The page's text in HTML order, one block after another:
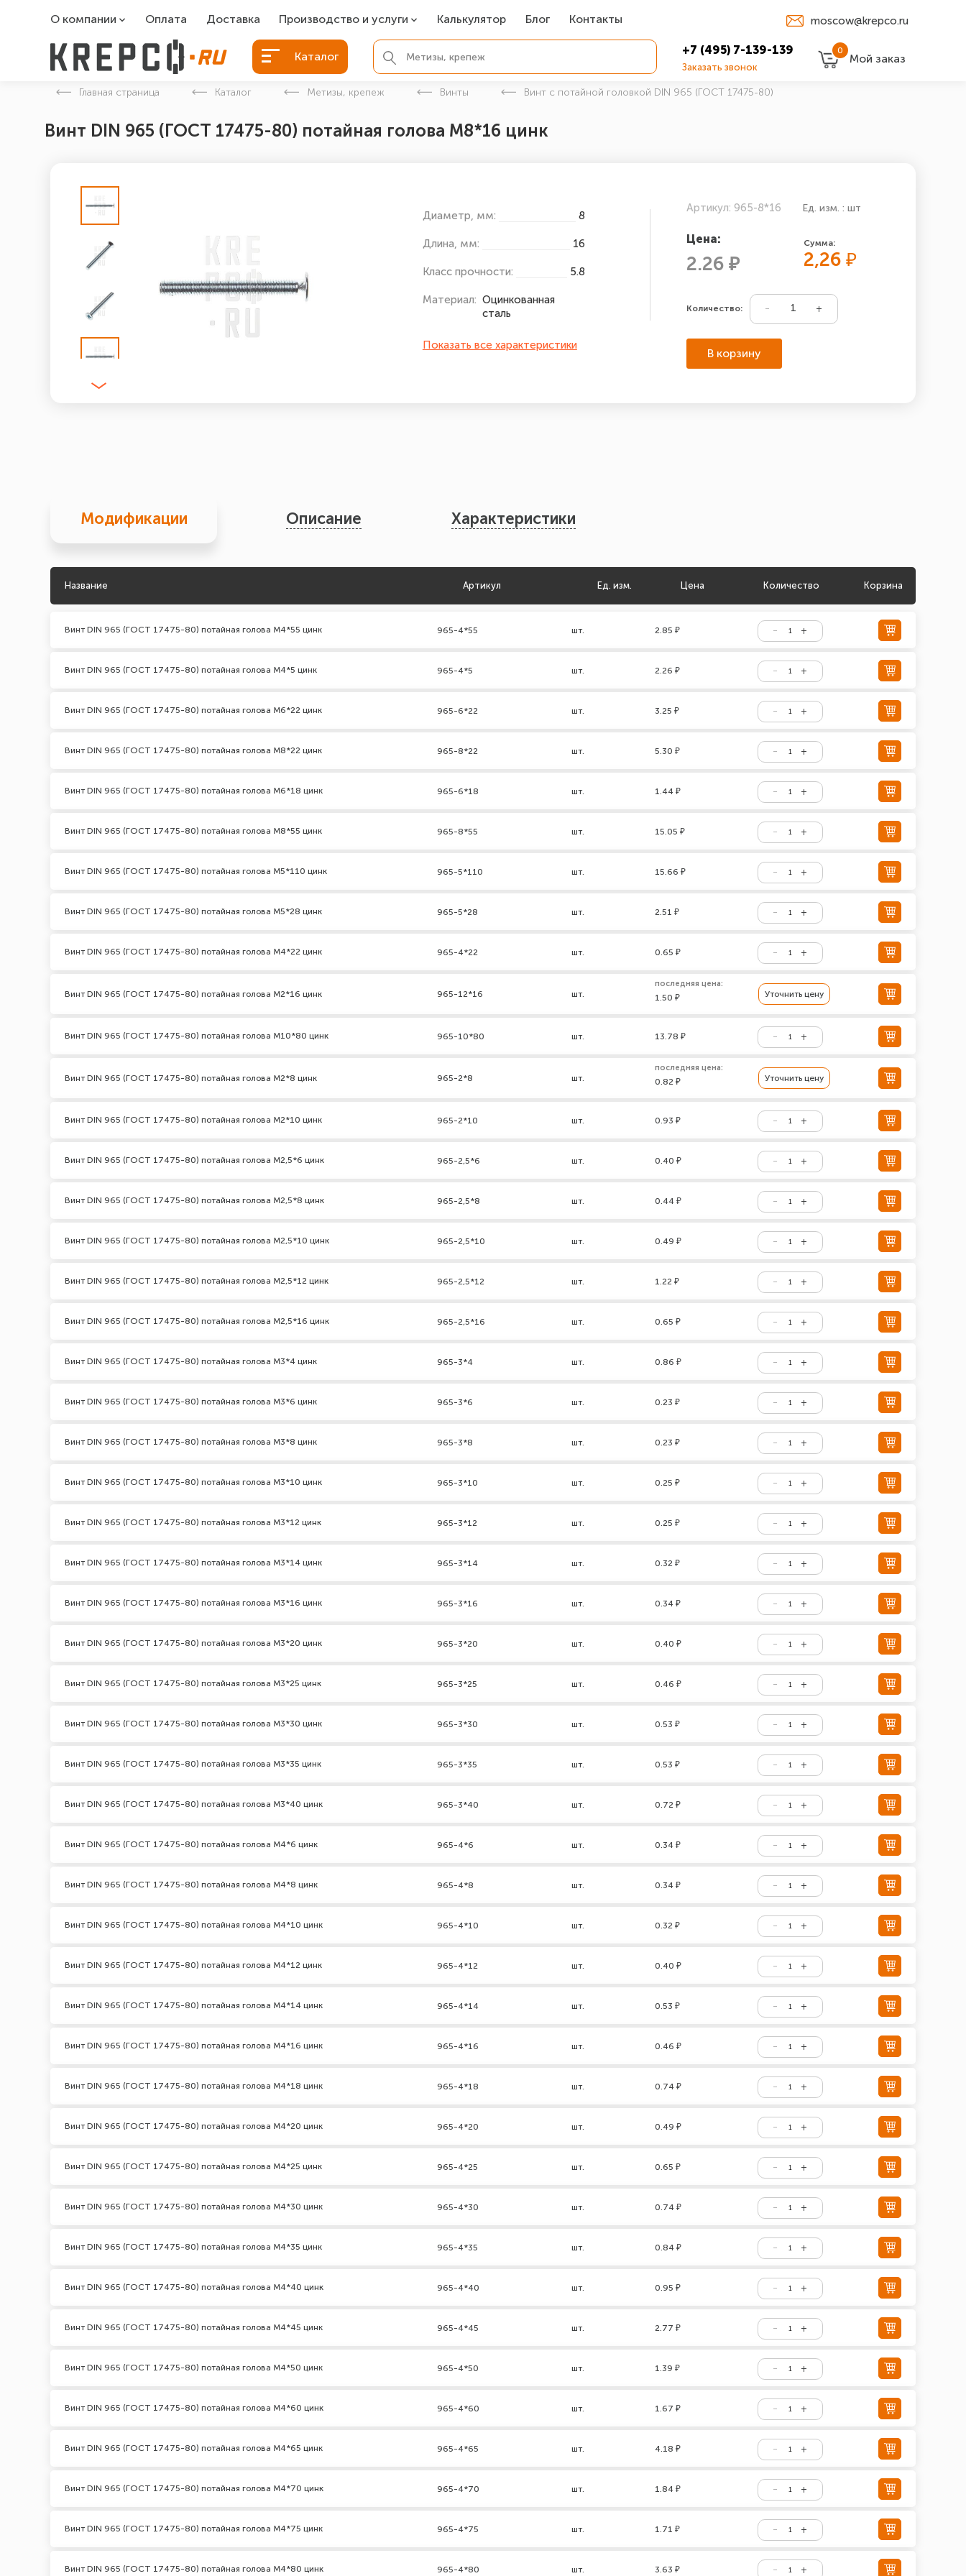
О компании
О компании
Оплата Доставка Производство и услуги
Болты БСР
Болты для фундамента
Закладные детали
Калькулятор Блог Контакты moscow@krepco.ru
Каталог +7 (495) 7-139-139
Заказать звонок
0
Мой заказ
Главная страница Каталог Метизы, крепеж Винты Винт с потайной головкой DIN 965 (ГОСТ 17475-80)
Винт DIN 965 (ГОСТ 17475-80) потайная голова М8*16 цинк
Диаметр, мм: 8
Длина, мм: 16
Класс прочности: 5.8
Материал: Оцинкованная
сталь
Показать все характеристики
Артикул: 965-8*16 Ед. изм. : шт
Цена:
2.26 ₽
Сумма:
2,26₽
Количество:
В корзину
Модификации Описание Характеристики
Название Артикул Ед. изм. Цена Количество Корзина
Винт DIN 965 (ГОСТ 17475-80) потайная голова М4*55 цинк 965-4*55 шт. 2.85 ₽
Винт DIN 965 (ГОСТ 17475-80) потайная голова М4*5 цинк 965-4*5 шт. 2.26 ₽
Винт DIN 965 (ГОСТ 17475-80) потайная голова М6*22 цинк 965-6*22 шт. 3.25 ₽
Винт DIN 965 (ГОСТ 17475-80) потайная голова М8*22 цинк 965-8*22 шт. 5.30 ₽
Винт DIN 965 (ГОСТ 17475-80) потайная голова М6*18 цинк 965-6*18 шт. 1.44 ₽
Винт DIN 965 (ГОСТ 17475-80) потайная голова М8*55 цинк 965-8*55 шт. 15.05 ₽
Винт DIN 965 (ГОСТ 17475-80) потайная голова М5*110 цинк 965-5*110 шт. 15.66 ₽
Винт DIN 965 (ГОСТ 17475-80) потайная голова М5*28 цинк 965-5*28 шт. 2.51 ₽
Винт DIN 965 (ГОСТ 17475-80) потайная голова М4*22 цинк 965-4*22 шт. 0.65 ₽
Винт DIN 965 (ГОСТ 17475-80) потайная голова М2*16 цинк 965-12*16 шт.
последняя цена:
1.50 ₽ Уточнить цену
Винт DIN 965 (ГОСТ 17475-80) потайная голова М10*80 цинк 965-10*80 шт. 13.78 ₽
Винт DIN 965 (ГОСТ 17475-80) потайная голова М2*8 цинк 965-2*8 шт.
последняя цена:
0.82 ₽ Уточнить цену
Винт DIN 965 (ГОСТ 17475-80) потайная голова М2*10 цинк 965-2*10 шт. 0.93 ₽
Винт DIN 965 (ГОСТ 17475-80) потайная голова М2,5*6 цинк 965-2,5*6 шт. 0.40 ₽
Винт DIN 965 (ГОСТ 17475-80) потайная голова М2,5*8 цинк 965-2,5*8 шт. 0.44 ₽
Винт DIN 965 (ГОСТ 17475-80) потайная голова М2,5*10 цинк 965-2,5*10 шт. 0.49 ₽
Винт DIN 965 (ГОСТ 17475-80) потайная голова М2,5*12 цинк 965-2,5*12 шт. 1.22 ₽
Винт DIN 965 (ГОСТ 17475-80) потайная голова М2,5*16 цинк 965-2,5*16 шт. 0.65 ₽
Винт DIN 965 (ГОСТ 17475-80) потайная голова М3*4 цинк 965-3*4 шт. 0.86 ₽
Винт DIN 965 (ГОСТ 17475-80) потайная голова М3*6 цинк 965-3*6 шт. 0.23 ₽
Винт DIN 965 (ГОСТ 17475-80) потайная голова М3*8 цинк 965-3*8 шт. 0.23 ₽
Винт DIN 965 (ГОСТ 17475-80) потайная голова М3*10 цинк 965-3*10 шт. 0.25 ₽
Винт DIN 965 (ГОСТ 17475-80) потайная голова М3*12 цинк 965-3*12 шт. 0.25 ₽
Винт DIN 965 (ГОСТ 17475-80) потайная голова М3*14 цинк 965-3*14 шт. 0.32 ₽
Винт DIN 965 (ГОСТ 17475-80) потайная голова М3*16 цинк 965-3*16 шт. 0.34 ₽
Винт DIN 965 (ГОСТ 17475-80) потайная голова М3*20 цинк 965-3*20 шт. 0.40 ₽
Винт DIN 965 (ГОСТ 17475-80) потайная голова М3*25 цинк 965-3*25 шт. 0.46 ₽
Винт DIN 965 (ГОСТ 17475-80) потайная голова М3*30 цинк 965-3*30 шт. 0.53 ₽
Винт DIN 965 (ГОСТ 17475-80) потайная голова М3*35 цинк 965-3*35 шт. 0.53 ₽
Винт DIN 965 (ГОСТ 17475-80) потайная голова М3*40 цинк 965-3*40 шт. 0.72 ₽
Винт DIN 965 (ГОСТ 17475-80) потайная голова М4*6 цинк 965-4*6 шт. 0.34 ₽
Винт DIN 965 (ГОСТ 17475-80) потайная голова М4*8 цинк 965-4*8 шт. 0.34 ₽
Винт DIN 965 (ГОСТ 17475-80) потайная голова М4*10 цинк 965-4*10 шт. 0.32 ₽
Винт DIN 965 (ГОСТ 17475-80) потайная голова М4*12 цинк 965-4*12 шт. 0.40 ₽
Винт DIN 965 (ГОСТ 17475-80) потайная голова М4*14 цинк 965-4*14 шт. 0.53 ₽
Винт DIN 965 (ГОСТ 17475-80) потайная голова М4*16 цинк 965-4*16 шт. 0.46 ₽
Винт DIN 965 (ГОСТ 17475-80) потайная голова М4*18 цинк 965-4*18 шт. 0.74 ₽
Винт DIN 965 (ГОСТ 17475-80) потайная голова М4*20 цинк 965-4*20 шт. 0.49 ₽
Винт DIN 965 (ГОСТ 17475-80) потайная голова М4*25 цинк 965-4*25 шт. 0.65 ₽
Винт DIN 965 (ГОСТ 17475-80) потайная голова М4*30 цинк 965-4*30 шт. 0.74 ₽
Винт DIN 965 (ГОСТ 17475-80) потайная голова М4*35 цинк 965-4*35 шт. 0.84 ₽
Винт DIN 965 (ГОСТ 17475-80) потайная голова М4*40 цинк 965-4*40 шт. 0.95 ₽
Винт DIN 965 (ГОСТ 17475-80) потайная голова М4*45 цинк 965-4*45 шт. 2.77 ₽
Винт DIN 965 (ГОСТ 17475-80) потайная голова М4*50 цинк 965-4*50 шт. 1.39 ₽
Винт DIN 965 (ГОСТ 17475-80) потайная голова М4*60 цинк 965-4*60 шт. 1.67 ₽
Винт DIN 965 (ГОСТ 17475-80) потайная голова М4*65 цинк 965-4*65 шт. 4.18 ₽
Винт DIN 965 (ГОСТ 17475-80) потайная голова М4*70 цинк 965-4*70 шт. 1.84 ₽
Винт DIN 965 (ГОСТ 17475-80) потайная голова М4*75 цинк 965-4*75 шт. 1.71 ₽
Винт DIN 965 (ГОСТ 17475-80) потайная голова М4*80 цинк 965-4*80 шт. 3.63 ₽